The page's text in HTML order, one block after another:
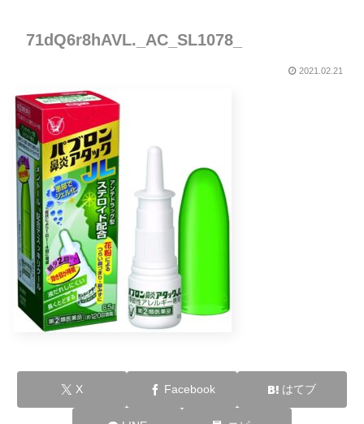
71dQ6r8hAVL._AC_SL1078_
2021.02.21
X Facebook はてブ